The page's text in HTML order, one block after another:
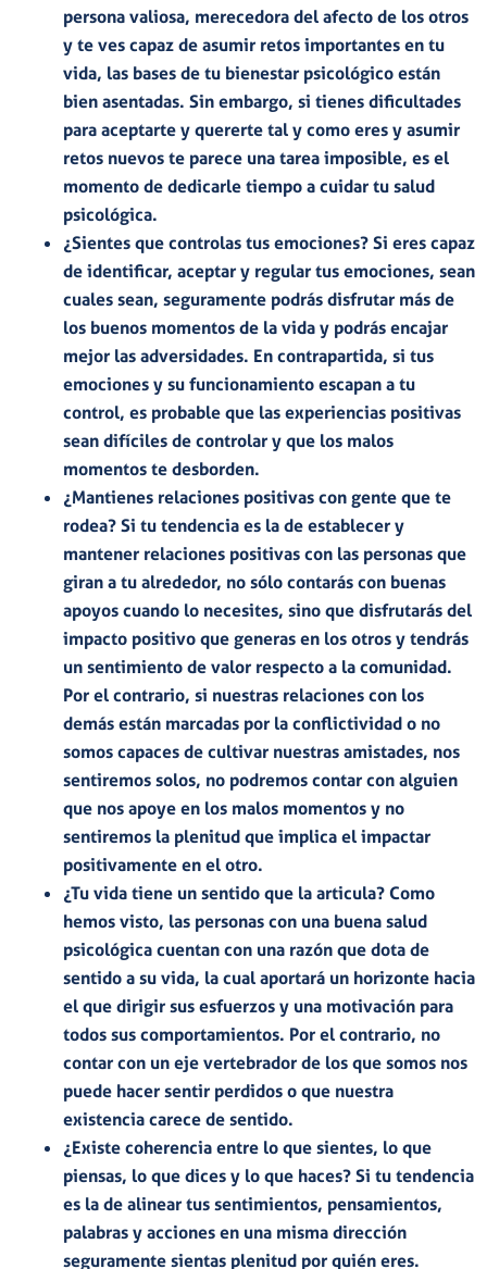
persona valiosa, merecedora del afecto de los otros
y te ves capaz de asumir retos importantes en tu
vida, las bases de tu bienestar psicológico están
bien asentadas. Sin embargo, si tienes dificultades
para aceptarte y quererte tal y como eres y asumir
retos nuevos te parece una tarea imposible, es el
momento de dedicarle tiempo a cuidar tu salud
psicológica.
¿Sientes que controlas tus emociones? Si eres capaz
de identificar, aceptar y regular tus emociones, sean
cuales sean, seguramente podrás disfrutar más de
los buenos momentos de la vida y podrás encajar
mejor las adversidades. En contrapartida, si tus
emociones y su funcionamiento escapan a tu
control, es probable que las experiencias positivas
sean difíciles de controlar y que los malos
momentos te desborden.
¿Mantienes relaciones positivas con gente que te
rodea? Si tu tendencia es la de establecer y
mantener relaciones positivas con las personas que
giran a tu alrededor, no sólo contarás con buenas
apoyos cuando lo necesites, sino que disfrutarás del
impacto positivo que generas en los otros y tendrás
un sentimiento de valor respecto a la comunidad.
Por el contrario, si nuestras relaciones con los
demás están marcadas por la conflictividad o no
somos capaces de cultivar nuestras amistades, nos
sentiremos solos, no podremos contar con alguien
que nos apoye en los malos momentos y no
sentiremos la plenitud que implica el impactar
positivamente en el otro.
¿Tu vida tiene un sentido que la articula? Como
hemos visto, las personas con una buena salud
psicológica cuentan con una razón que dota de
sentido a su vida, la cual aportará un horizonte hacia
el que dirigir sus esfuerzos y una motivación para
todos sus comportamientos. Por el contrario, no
contar con un eje vertebrador de los que somos nos
puede hacer sentir perdidos o que nuestra
existencia carece de sentido.
¿Existe coherencia entre lo que sientes, lo que
piensas, lo que dices y lo que haces? Si tu tendencia
es la de alinear tus sentimientos, pensamientos,
palabras y acciones en una misma dirección
seguramente sientas plenitud por quién eres.